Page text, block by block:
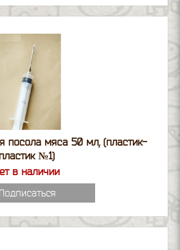
посола мяса 50 мл, (пластик-
№1)
в наличии
Подписаться